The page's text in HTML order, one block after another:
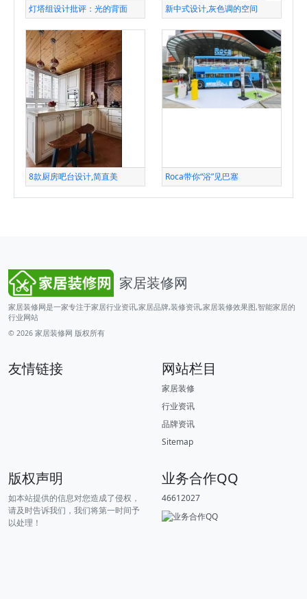
灯塔组设计批评：光的背面 新中式设计,灰色调的空间
8款厨房吧台设计,简直美 Roca带你“浴”见巴塞
家居装修网
家居装修网是一家专注于家居行业资讯,家居品牌,装修资讯,家居装修效果图,智能家居的
行业网站
© 2026 家居装修网 版权所有
友情链接 网站栏目
家居装修
行业资讯
品牌资讯
Sitemap
版权声明
如本站提供的信息对您造成了侵权，
请及时告诉我们，我们将第一时间予
以处理！
业务合作QQ
46612027